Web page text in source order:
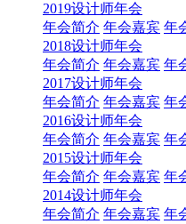
2019设计师年会
年会简介 年会嘉宾 年
2018设计师年会
年会简介 年会嘉宾 年
2017设计师年会
年会简介 年会嘉宾 年
2016设计师年会
年会简介 年会嘉宾 年
2015设计师年会
年会简介 年会嘉宾 年
2014设计师年会
年会简介 年会嘉宾 年